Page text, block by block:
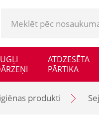
ATDZESĒTA
PĀRTIKA
produkti